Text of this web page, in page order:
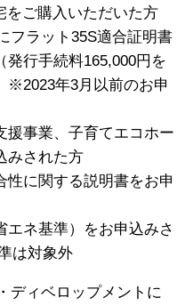
をご購入いただいた方
フラット35S適合証明書
発行手続料165,000円を
※2023年3月以前のお申
援事業、子育てエコホー
みされた方
性に関する説明書をお申
エネ基準）をお申込みさ
は対象外
ディベロップメントに